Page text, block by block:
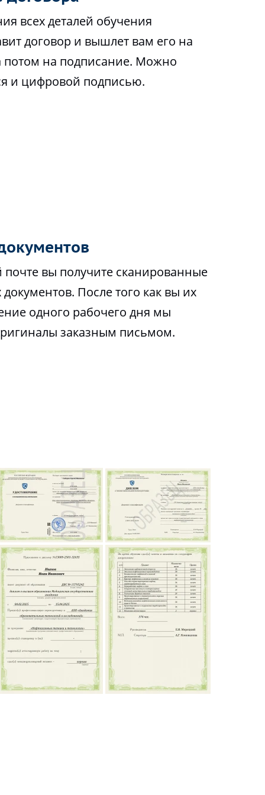
всех деталей обучения
договор и вышлет вам его на
потом на подписание. Можно
и цифровой подписью.
почте вы получите сканированные
После того как вы их
одного рабочего дня мы
заказным письмом.